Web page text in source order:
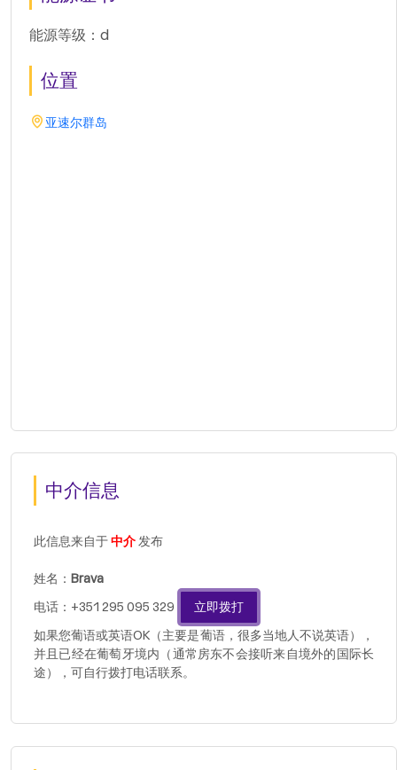
能源等级：d
位置
亚速尔群岛
中介信息
此信息来自于中介发布
姓名： Brava
电话：+351 295 095 329
立即拨打
如果您葡语或英语OK（主要是葡语，很多当地人不说英语），
并且已经在葡萄牙境内（通常房东不会接听来自境外的国际长
途），可自行拨打电话联系。